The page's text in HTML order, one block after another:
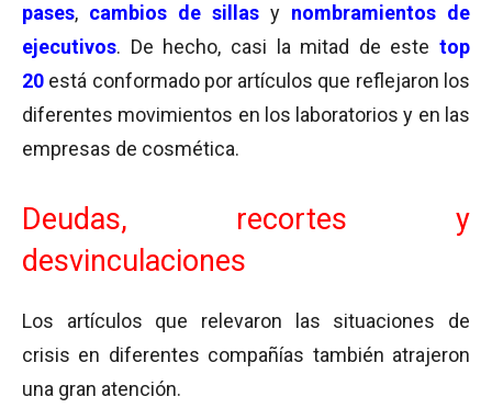
pases, cambios de sillas y nombramientos de
ejecutivos. De hecho, casi la mitad de este top
20 está conformado por artículos que reflejaron los
diferentes movimientos en los laboratorios y en las
empresas de cosmética.
Deudas, recortes y
desvinculaciones
Los artículos que relevaron las situaciones de
crisis en diferentes compañías también atrajeron
una gran atención.